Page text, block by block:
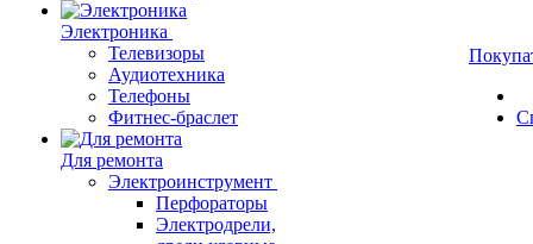
Электроника
Телевизоры
Аудиотехника
Телефоны
Фитнес-браслет
Для ремонта
Электроинструмент
Перфораторы
Электродрели,